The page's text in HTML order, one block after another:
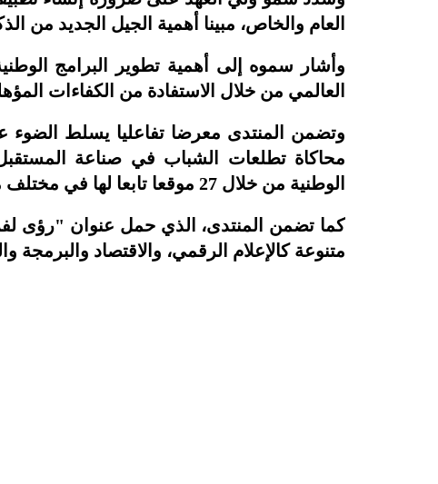
العام والخاص، مبينا أهمية الجيل الجديد من
وأشار سموه إلى أهمية تطوير البرامج
العالمي من خلال الاستفادة من الكفاءات
وتضمن المنتدى معرضا تفاعليا يسلط
محاكاة تطلعات الشباب في صناعة
الوطنية من خلال 27 موقعا تابعا لها في مختلف مناطق المملكة.
كما تضمن المنتدى، الذي حمل عنوان "رؤى
متنوعة كالإعلام الرقمي، والاقتصاد والبرمجة